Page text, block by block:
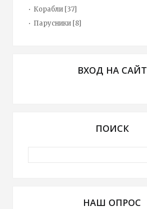
Корабли [37]
Парусники [8]
ВХОД НА САЙТ
ПОИСК
НАШ ОПРОС